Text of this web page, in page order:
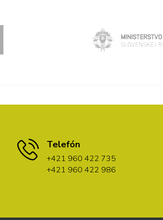
Telefón
+421 960 422 735
+421 960 422 986